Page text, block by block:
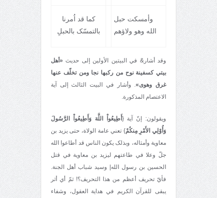
وأمسکت حبل
الله وهو ولاؤهم
کما قد اُمرنا
بالتمسّک بالحبلِ
وقد أشار& في البيتين الأولين إلی حديث «أهل
بيتي کسفينة نوح من رکبها نجا ومن تخلّف عنها
غرق وهوی». وأشار في البيت الثالث إلی آية
الاعتصام المذکورة.
ويقولون: إنّ آية {أَطِيعُواْ اللَّهَ وَأَطِيعُواْ الرَّسُولَ
وَأُوْلِي الأَمْرِ مِنكُمْ} تعني عامة الولاة، حتی يزيد بن
معاوية وأمثاله، وبذلک يکون الناس قد أطاعوا الله
جلّ وعلا في طاعتهم ليزيد بن معاوية في قتل
الحسين بن رسول الله| وسيد شباب أهل الجنة.
فأيّ تحريف أعظم من هذا التحريف؟! ثمّ أي أثر
يبقی للقرآن الکريم في هداية العقول، وشفاء